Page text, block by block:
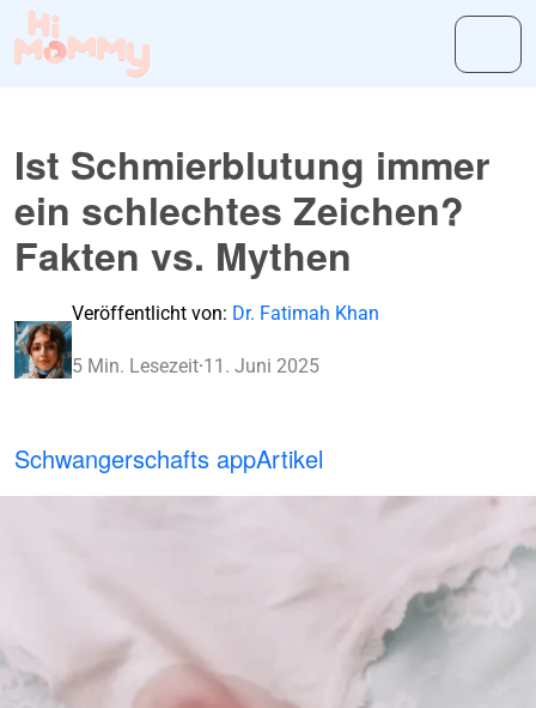
Ist Schmierblutung immer
ein schlechtes Zeichen?
Fakten vs. Mythen
Veröffentlicht von: Dr. Fatimah Khan
5 Min. Lesezeit·11. Juni 2025
Schwangerschafts appArtikel